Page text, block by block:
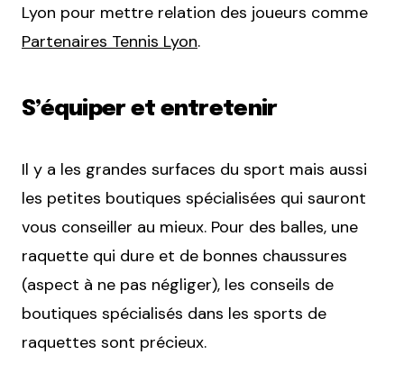
Lyon pour mettre relation des joueurs comme
Partenaires Tennis Lyon.
S’équiper et entretenir
Il y a les grandes surfaces du sport mais aussi
les petites boutiques spécialisées qui sauront
vous conseiller au mieux. Pour des balles, une
raquette qui dure et de bonnes chaussures
(aspect à ne pas négliger), les conseils de
boutiques spécialisés dans les sports de
raquettes sont précieux.